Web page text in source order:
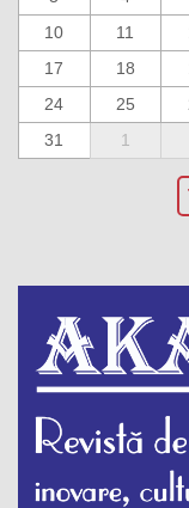
10
11
17
18
24
25
31
1